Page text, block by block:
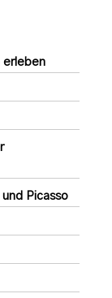
erleben
Picasso